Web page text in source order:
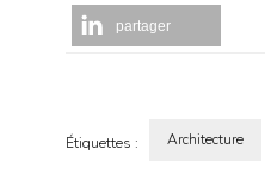
partager
Étiquettes : Architecture